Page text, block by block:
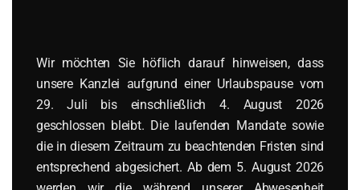
Mehrwertsteuer oder nicht gemeldeten
Einkommensteuerabzügen. Geschäftsführer
sollten daher sicherstellen, dass die Gesellschaft
alle gesetzlichen Anforderungen erfüllt,
einschließlich der fristgerechten Einreichung
von Finanzberichten.
Wir möchten Sie höflich darauf hinweisen, dass
unsere Kanzlei aufgrund einer Urlaubspause vom
29. Juli bis einschließlich 4. August 2026
geschlossen bleibt. Die laufenden Mandate sowie
die in diesem Zeitraum zu beachtenden Fristen sind
entsprechend abgesichert. Ab dem 5. August 2026